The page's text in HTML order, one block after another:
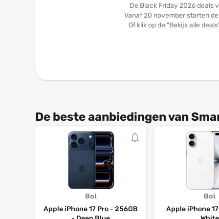
De Black Friday 2026 deals
Vanaf 20 november starten
Of klik op de "Bekijk alle
De beste aanbiedingen van
Bol
Apple iPhone 17 Pro - 256GB
Bol
Apple iPhone